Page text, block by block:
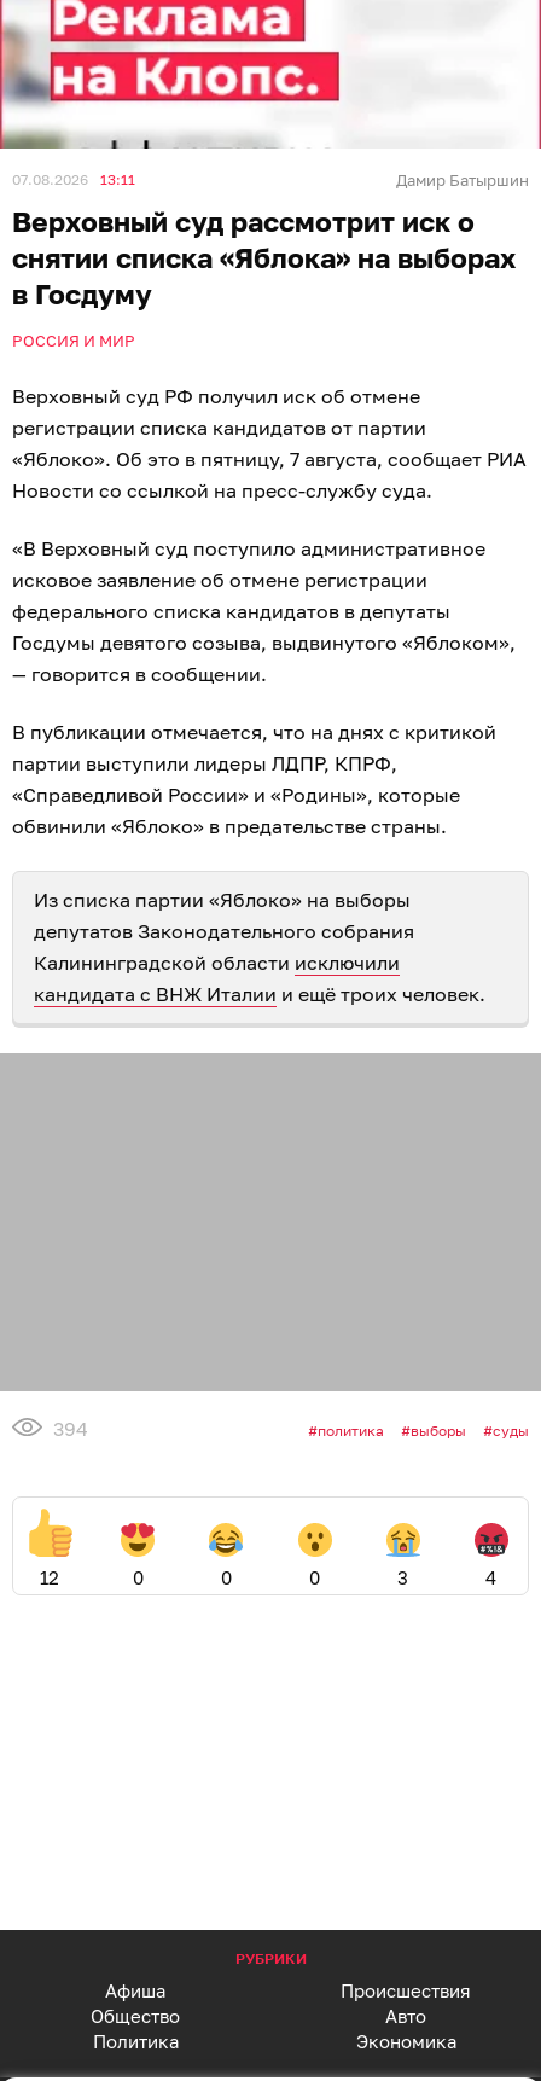
07.08.2026 13:11 Дамир Батыршин
Верховный суд рассмотрит иск о
снятии списка «Яблока» на выборах
в Госдуму
РОССИЯ И МИР
Верховный суд РФ получил иск об отмене
регистрации списка кандидатов от партии
«Яблоко». Об это в пятницу, 7 августа, сообщает РИА
Новости со ссылкой на пресс-службу суда.
«В Верховный суд поступило административное
исковое заявление об отмене регистрации
федерального списка кандидатов в депутаты
Госдумы девятого созыва, выдвинутого «Яблоком»,
— говорится в сообщении.
В публикации отмечается, что на днях с критикой
партии выступили лидеры ЛДПР, КПРФ,
«Справедливой России» и «Родины», которые
обвинили «Яблоко» в предательстве страны.
Из списка партии «Яблоко» на выборы
депутатов Законодательного собрания
Калининградской области исключили
кандидата с ВНЖ Италии и ещё троих человек.
394 политика выборы суды
12 0 0 0 3 4
РУБРИКИ
Афиша
Происшествия
Общество
Авто
Политика
Экономика